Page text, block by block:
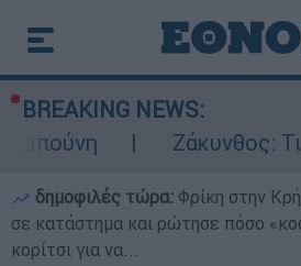
BREAKING NEWS:
Ζάκυνθος: Τι απαντά η
δημοφιλές τώρα: Φρίκη στην
σε κατάστημα και ρώτησε πόσο
κορίτσι για να...